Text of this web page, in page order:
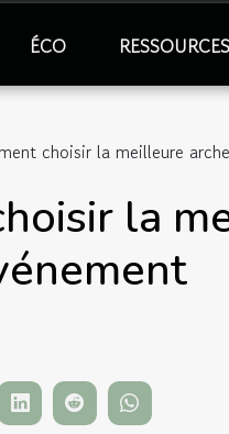
ÉCO
choisir la meilleure
la